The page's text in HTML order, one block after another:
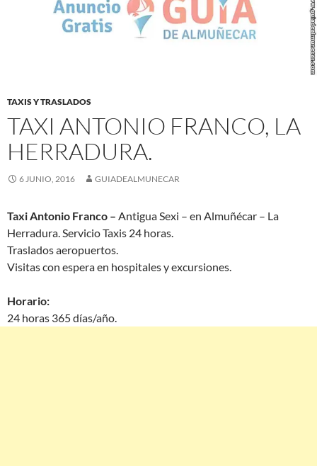
TAXIS Y TRASLADOS
TAXI ANTONIO FRANCO, LA
HERRADURA.
6 JUNIO, 2016 GUIADEALMUNECAR
Taxi Antonio Franco – Antigua Sexi – en Almuñécar – La
Herradura. Servicio Taxis 24 horas.
Traslados aeropuertos.
Visitas con espera en hospitales y excursiones.
Horario:
24 horas 365 días/año.